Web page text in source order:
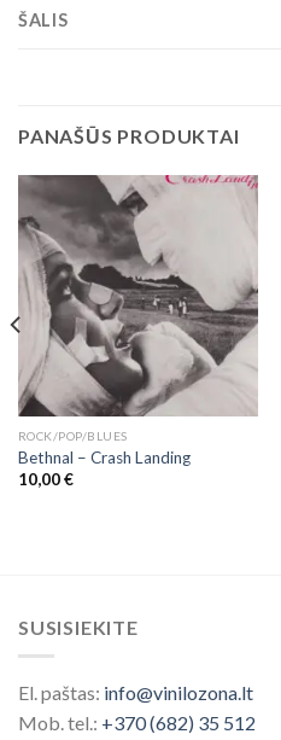
ŠALIS
PANAŠŪS PRODUKTAI
ROCK/POP/BLUES
Bethnal – Crash Landing
10,00€
SUSISIEKITE
El. paštas: info@vinilozona.lt
Mob. tel.: +370 (682) 35 512